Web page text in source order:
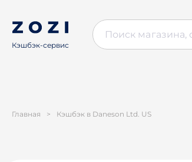
Кэшбэк-сервис
Главная > Кэшбэк в Daneson Ltd. US